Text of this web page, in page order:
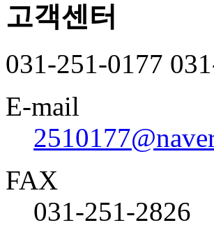
고객센터
031-251-0177
E-mail
FAX
031-251-2826